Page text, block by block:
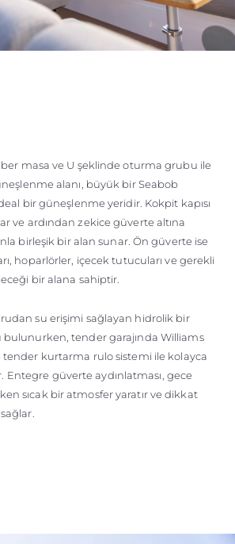
masa ve U şeklinde oturma grubu ile
alanı, büyük bir Seabob
bir güneşlenme yeridir. Kokpit kapısı
ve ardından zekice güverte altına
birleşik bir alan sunar. Ön güverte ise
hoparlörler, içecek tutucuları ve gerekli
bir alana sahiptir.
su erişimi sağlayan hidrolik bir
bulunurken, tender garajında Williams
kurtarma rulo sistemi ile kolayca
Entegre güverte aydınlatması, gece
sıcak bir atmosfer yaratır ve dikkat